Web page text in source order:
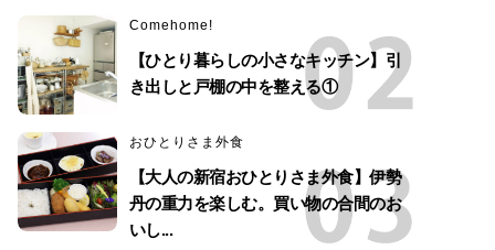
Comehome!
【ひとり暮らしの小さなキッチン】引
き出しと戸棚の中を整える①
おひとりさま外食
【大人の新宿おひとりさま外食】伊勢
丹の重力を楽しむ。買い物の合間のお
いし...